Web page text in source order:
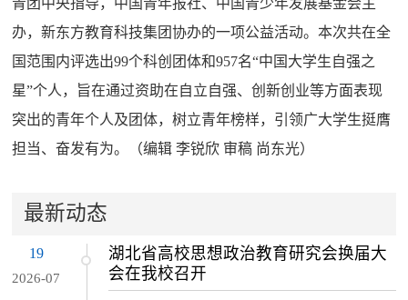
青团中央指导，中国青年报社、中国青少年发展基金会主
办，新东方教育科技集团协办的一项公益活动。本次共在全
国范围内评选出99个科创团体和957名“中国大学生自强之
星”个人，旨在通过资助在自立自强、创新创业等方面表现
突出的青年个人及团体，树立青年榜样，引领广大学生挺膺
担当、奋发有为。（编辑 李锐欣 审稿 尚东光）
最新动态
19
2026-07
湖北省高校思想政治教育研究会换届大
会在我校召开